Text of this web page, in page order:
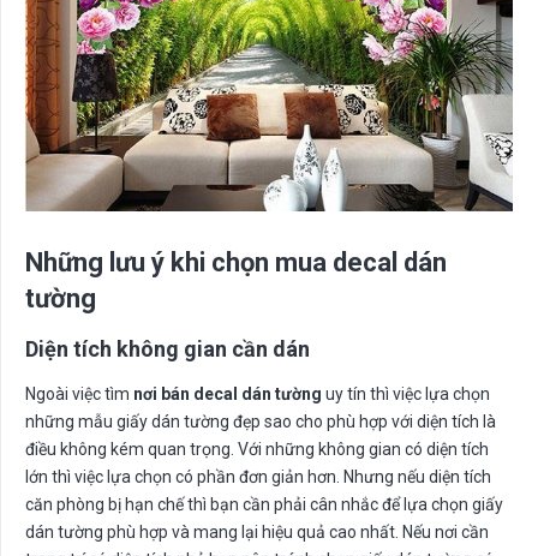
Những lưu ý khi chọn mua decal dán
tường
Diện tích không gian cần dán
Ngoài việc tìm nơi bán decal dán tường uy tín thì việc lựa chọn
những mẫu giấy dán tường đẹp sao cho phù hợp với diện tích là
điều không kém quan trọng. Với những không gian có diện tích
lớn thì việc lựa chọn có phần đơn giản hơn. Nhưng nếu diện tích
căn phòng bị hạn chế thì bạn cần phải cân nhắc để lựa chọn giấy
dán tường phù hợp và mang lại hiệu quả cao nhất. Nếu nơi cần